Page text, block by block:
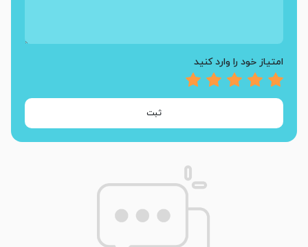
امتیاز خود را وارد کنید
ثبت